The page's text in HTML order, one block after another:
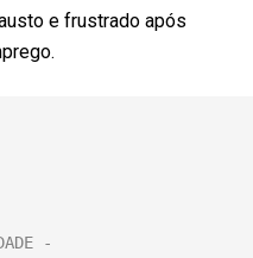
e frustrado após